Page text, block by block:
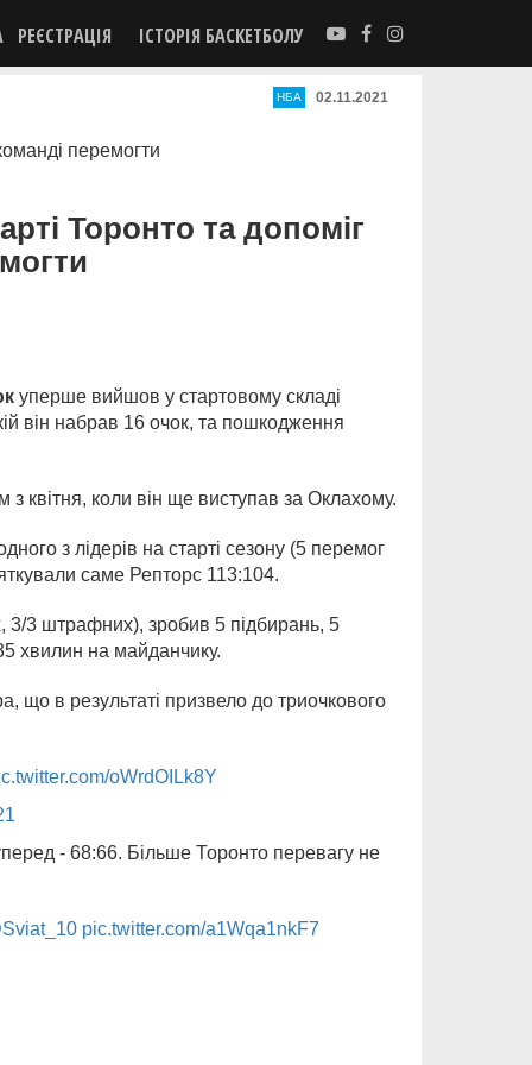
РЕЄСТРАЦІЯ ІСТОРІЯ БАСКЕТБОЛУ
НБА 02.11.2021
Торонто та допоміг
уперше вийшов у стартовому складі
він набрав 16 очок, та пошкодження
квітня, коли він ще виступав за Оклахому.
з лідерів на старті сезону (5 перемог
саме Репторс 113:104.
3/3 штрафних), зробив 5 підбирань, 5
хвилин на майданчику.
що в результаті призвело до триочкового
oWrdOILk8Y
- 68:66. Більше Торонто перевагу не
pic.twitter.com/a1Wqa1nkF7